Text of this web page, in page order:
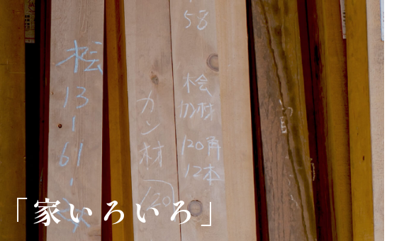
家いろいろ」